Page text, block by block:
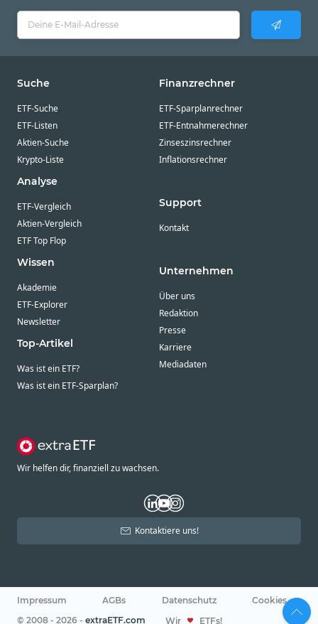
Suche
ETF-Suche
ETF-Listen
Aktien-Suche
Krypto-Liste
Analyse
ETF-Vergleich
Aktien-Vergleich
ETF Top Flop
Wissen
Akademie
ETF-Explorer
Newsletter
Top-Artikel
Was ist ein ETF?
Was ist ein ETF-Sparplan?
Finanzrechner
ETF-Sparplanrechner
ETF-Entnahmerechner
Zinseszinsrechner
Inflationsrechner
Support
Kontakt
Unternehmen
Über uns
Redaktion
Presse
Karriere
Mediadaten
Wir helfen dir, finanziell zu wachsen.
Kontaktiere uns!
Impressum AGBs Datenschutz
Cookies
© 2008 - 2026 - extraETF.com Wir ETFs!